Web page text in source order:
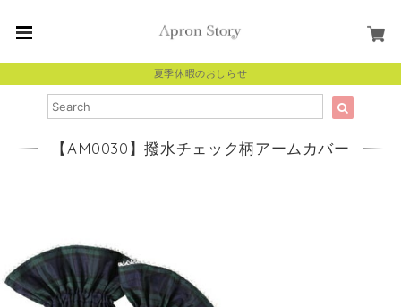
夏季休暇のおしらせ
【AM0030】撥水チェック柄アームカバー